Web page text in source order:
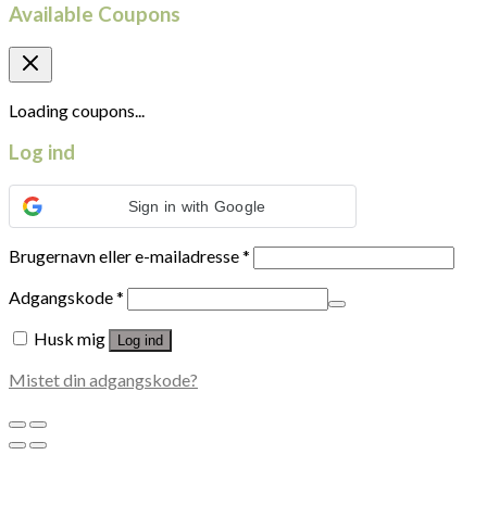
Available Coupons
Loading coupons...
Log ind
Sign in with Google
Brugernavn eller e-mailadresse*
Adgangskode*
Husk mig
Log ind
Mistet din adgangskode?